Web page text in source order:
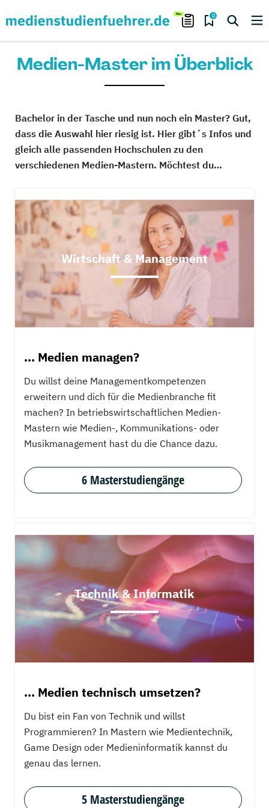
0
Medien-Master im Überblick
Bachelor in der Tasche und nun noch ein Master? Gut,
dass die Auswahl hier riesig ist. Hier gibt´s Infos und
gleich alle passenden Hochschulen zu den
verschiedenen Medien-Mastern. Möchtest du…
Wirtschaft & Management
... Medien managen?
Du willst deine Managementkompetenzen
erweitern und dich für die Medienbranche fit
machen? In betriebswirtschaftlichen Medien-
Mastern wie Medien-, Kommunikations- oder
Musikmanagement hast du die Chance dazu.
6 Masterstudiengänge
Technik & Informatik
... Medien technisch umsetzen?
Du bist ein Fan von Technik und willst
Programmieren? In Mastern wie Medientechnik,
Game Design oder Medieninformatik kannst du
genau das lernen.
5 Masterstudiengänge